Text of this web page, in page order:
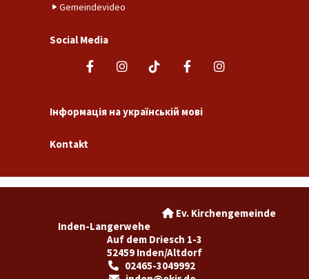
Gemeindevideo
Social Media
Інформація на українській мові
Kontakt
Ev. Kirchengemeinde
Inden-Langerwehe
Auf dem Driesch 1-3
52459 Inden/Altdorf
02465-3049992